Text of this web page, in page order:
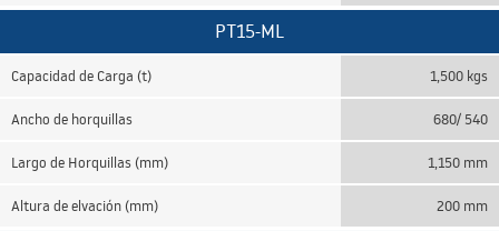
PT15-ML
Capacidad de Carga (t) 1,500 kgs
Ancho de horquillas 680/ 540
Largo de Horquillas (mm) 1,150 mm
Altura de elvación (mm) 200 mm